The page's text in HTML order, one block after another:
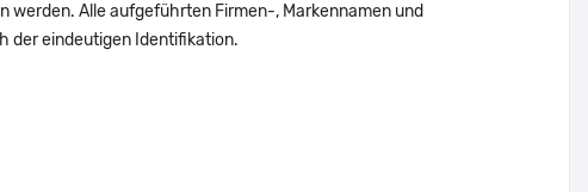
Alle aufgeführten Firmen-, Markennamen und
der eindeutigen Identifikation.